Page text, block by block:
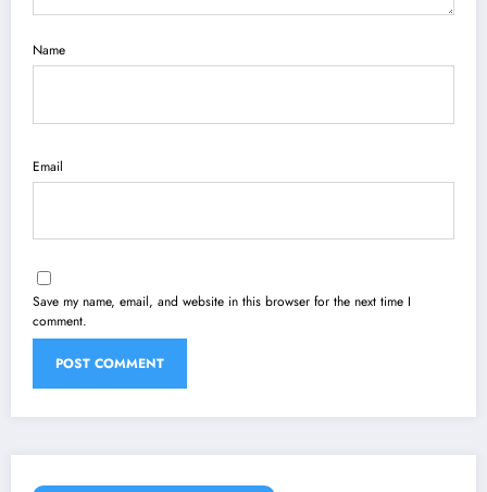
Name
Email
Save my name, email, and website in this browser for the next time I
comment.